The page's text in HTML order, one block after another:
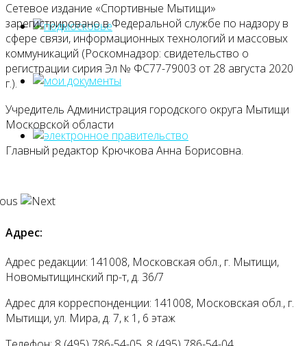
Сетевое издание «Спортивные Мытищи»
зарегистрировано в Федеральной службе по надзору в
сфере связи, информационных технологий и массовых
коммуникаций (Роскомнадзор: свидетельство о
регистрации сирия Эл № ФС77-79003 от 28 августа 2020
г.).
Учредитель Администрация городского округа Мытищи
Московской области
Главный редактор Крючкова Анна Борисовна.
Адрес:
Адрес редакции: 141008, Московская обл., г. Мытищи,
Новомытищинский пр-т, д. 36/7
Адрес для корреспонденции: 141008, Московская обл., г.
Мытищи, ул. Мира, д. 7, к 1, 6 этаж